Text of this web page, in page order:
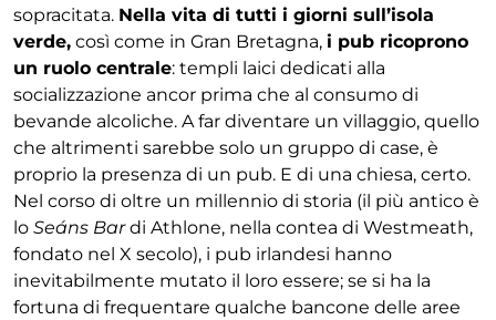
sopracitata. Nella vita di tutti i giorni sull’isola
verde, così come in Gran Bretagna, i pub ricoprono
un ruolo centrale: templi laici dedicati alla
socializzazione ancor prima che al consumo di
bevande alcoliche. A far diventare un villaggio, quello
che altrimenti sarebbe solo un gruppo di case, è
proprio la presenza di un pub. E di una chiesa, certo.
Nel corso di oltre un millennio di storia (il più antico è
lo Seáns Bardi Athlone, nella contea di Westmeath,
fondato nel X secolo), i pub irlandesi hanno
inevitabilmente mutato il loro essere; se si ha la
fortuna di frequentare qualche bancone delle aree